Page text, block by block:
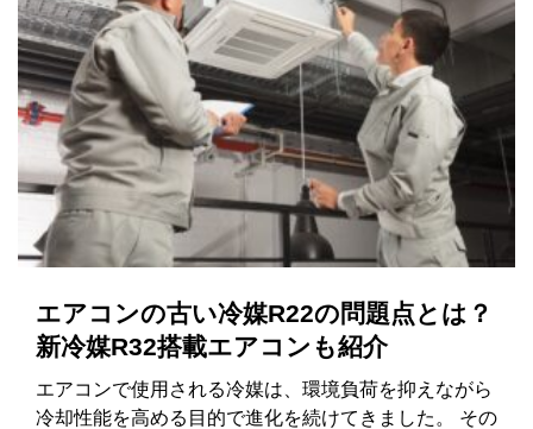
エアコンの古い冷媒R22の問題点とは？
新冷媒R32搭載エアコンも紹介
エアコンで使用される冷媒は、環境負荷を抑えながら
冷却性能を高める目的で進化を続けてきました。 その